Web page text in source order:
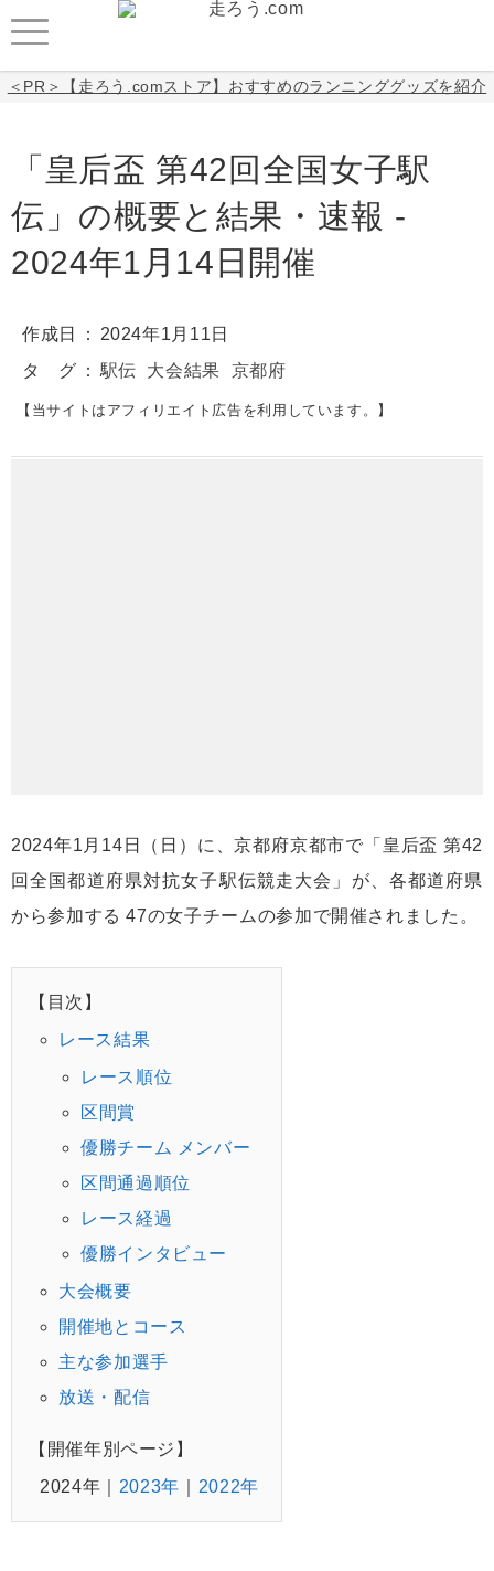
＜PR＞【走ろう.comストア】おすすめのランニンググッズを紹介
「皇后盃 第42回全国女子駅
伝」の概要と結果・速報 -
2024年1月14日開催
作成日
2024年1月11日
タ グ
駅伝 大会結果 京都府
【当サイトはアフィリエイト広告を利用しています。】
2024年1月14日（日）に、京都府京都市で「皇后盃 第42
回全国都道府県対抗女子駅伝競走大会」が、各都道府県
から参加する 47の女子チームの参加で開催されました。
【目次】
レース結果
レース順位
区間賞
優勝チーム メンバー
区間通過順位
レース経過
優勝インタビュー
大会概要
開催地とコース
主な参加選手
放送・配信
【開催年別ページ】
2024年
2023年 2022年